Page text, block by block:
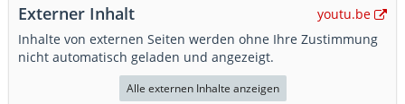
Externer Inhalt
youtu.be
Inhalte von externen Seiten werden ohne Ihre Zustimmung
nicht automatisch geladen und angezeigt.
Alle externen Inhalte anzeigen